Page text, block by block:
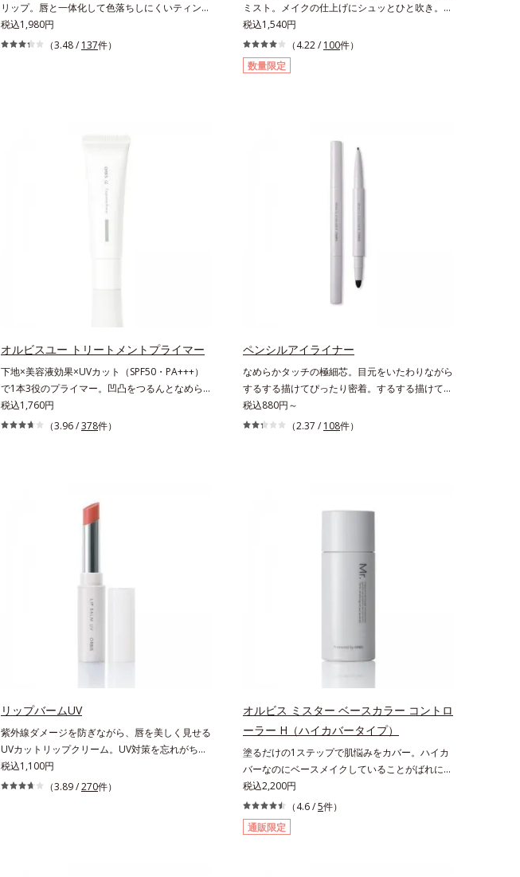
リップ。唇と一体化して色落ちしにくいティント
処方とうるおいを両立した、ティントリップで
す。色が長時間唇に密着するオイル(*2)配合だか
美しく彩る色設計です。*1 メイク効果による*2
水添ポリイソブテン*3 色みのこと*4 トリエトキ
シカプリリルシラン配合＝保湿成分*5 スクワラ
税込1,980円
（3.48 / 137件）
ミスト。メイクの仕上げにシュッとひと吹き。肌
とメイクの密着感をピタッと高め、メイクくずれ
を防ぎ、化粧持ちをアップさせるミストタイプの
化粧水です。くずれ防止成分(*1)を含む層と美容
成分(*2)を含む水層の2層タイプ。よく振って混
いをキープ。Wの機能でメイクをくずさずガード
します。さらに保湿成分配合でうるおい感が続
き、エアコンなどによる乾燥も防ぎます。*1 ト
リメチルシロキシケイ酸、ジメチコン配合＝汗や
水、皮脂をはじき、メイクくずれを防ぐ成分*2
オリーブ葉エキス、ゴレンシ葉エキス、加水分解
ヒアルロン酸、異性化糖配合＝保湿成分【ご使用
方法】2層タイプなので、必ず容器をよく振って
からお使いください。メイクの仕上げに、顔から
20cm程度離し、目と口を閉じて、顔全体に適量
吹きかけてください。（5～6プッシュが目安）
お待ちください。
税込1,540円
（4.22 / 100件）
数量限定
オルビスユー トリートメントプライマー
下地×美容液効果×UVカット（SPF50・PA+++）
で1本3役のプライマー。凹凸をつるんとなめら
かに(*1)整え、化粧ノリUPの高機能化粧下
地。“塗るたび高まる、素肌の美しさ” 肌本来の美
が肌全層(*2)に働きかけて、肌のうるおいをグン
とアップ＆リッチなクリームのようにぴたっと密
はなくふわりと光を拡散させ、メイク×スキンケ
アのW効果で軽やかな美肌を印象づけます。紫外
線吸収剤フリーなのに高SPF値、さらにスキンプ
ロテクト複合成分(*3)が、ブルーライト、紫外
線、大気中の微粒子汚れなどの外的ダメージから
ただ隠すだけでなく、乾きやすい肌にうるおいを
届けながら、光拡散効果で乾燥小ジワや毛穴もカ
リ防止成分(*5)テカリの主成分を選択的に吸収
し、うるおいはしっかり残すことでカバー力を保
ちます。*1 メイク効果による*2 角層の範囲内*3
スキンプロテクト※複合成分配合＝肌を保護し、
税込1,760円
（3.96 /378件）
ペンシルアイライナー
なめらかタッチの極細芯。目元をいたわりながら
するする描けてぴったり密着。するする描けてぴ
ったり密着。なめらかタッチの極細芯アイライナ
ーです。繊細な目のキワにも優しいタッチでする
減します。※中身を取り替えられるリフィルをご
用意しています。* パンテノール配合＝保湿成分
税込880円～
（2.37 / 108件）
リップバームUV
紫外線ダメージを防ぎながら、唇を美しく見せる
UVカットリップクリーム。UV対策を忘れがちな
唇に。紫外線をカットしながら、顔色をパッと明
るく見せるUVカットリップです。他の部位より
税込1,100円
（3.89 /270件）
オルビス ミスター ベースカラー コントロ
ーラー H（ハイカバータイプ）
塗るだけの1ステップで肌悩みをカバー。ハイカ
バーなのにベースメイクしていることがばれにく
く、肌印象をあげる。オルビスの肌研究の知見か
ら、男性の肌色の特長をとらえ、男性の肌だから
こそなじむように設計した、自然な仕上がりとカ
バー力を両立させたBBクリームです。これ1本で
税込2,200円
（4.6 /5件）
通販限定